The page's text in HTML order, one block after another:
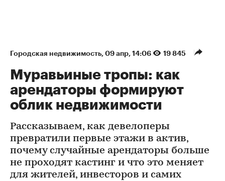
Городская недвижимость 09 апр, 14:06 19 845
Муравьиные тропы: как
арендаторы формируют
облик недвижимости
Рассказываем, как девелоперы
превратили первые этажи в актив,
почему случайные арендаторы больше
не проходят кастинг и что это меняет
для жителей, инвесторов и самих